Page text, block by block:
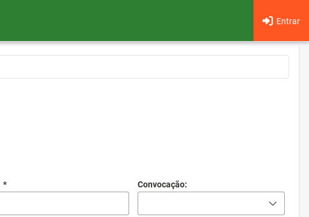
Entrar
* Convocação: